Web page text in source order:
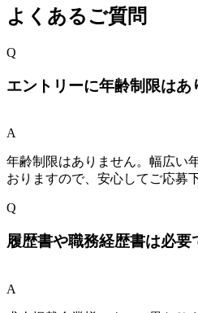
よくあるご質問
Q
エントリーに年齢制限はあ
A
年齢制限はありません。幅広い
おりますので、安心してご応募
Q
履歴書や職務経歴書は必要
A